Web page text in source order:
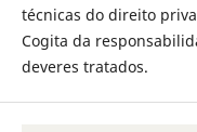
técnicas do direito
Cogita da
deveres tratados.